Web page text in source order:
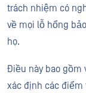
trách nhiệm có
về mọi lỗ hổng
họ.
Điều này bao gồm
xác định các điểm